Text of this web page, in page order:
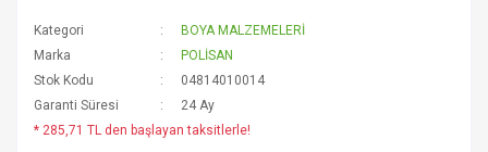
Kategori
BOYA MALZEMELERİ
Marka
POLİSAN
Stok Kodu
04814010014
Garanti Süresi
24 Ay
* 285,71 TL den başlayan taksitlerle!